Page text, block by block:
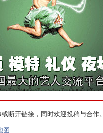
断开链接，同时欢迎投稿与合作。
图